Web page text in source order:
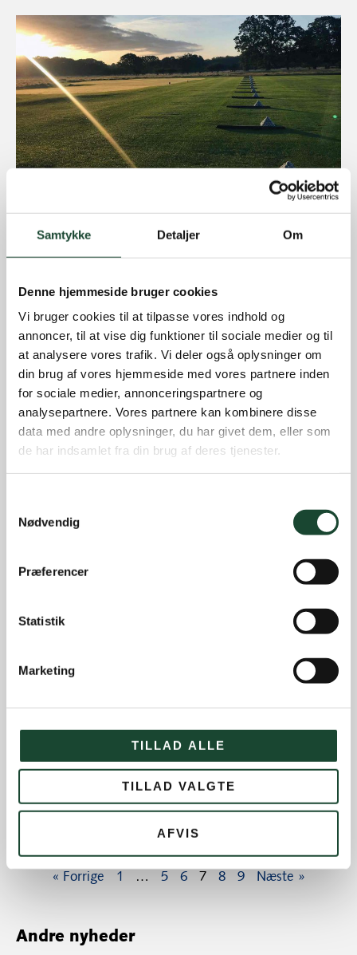
Samtykke Detaljer Om
Denne hjemmeside bruger cookies
Vi bruger cookies til at tilpasse vores indhold og
annoncer, til at vise dig funktioner til sociale medier og til
at analysere vores trafik. Vi deler også oplysninger om
din brug af vores hjemmeside med vores partnere inden
for sociale medier, annonceringspartnere og
analysepartnere. Vores partnere kan kombinere disse
data med andre oplysninger, du har givet dem, eller som
de har indsamlet fra din brug af deres tjenester.
Nødvendig
Præferencer
Statistik
Marketing
TILLAD ALLE
TILLAD VALGTE
AFVIS
« Forrige 1 … 5 6 7 8 9 Næste »
Andre nyheder